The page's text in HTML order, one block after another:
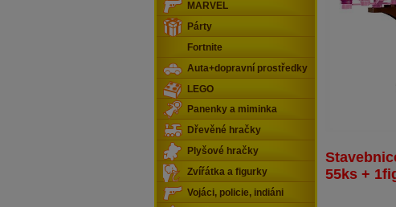
55ks +
MARVEL
Párty
Fortnite
Auta+dopravní prostředky
LEGO
Panenky a miminka
Dřevěné hračky
Plyšové hračky
Zvířátka a figurky
Vojáci, policie, indiáni